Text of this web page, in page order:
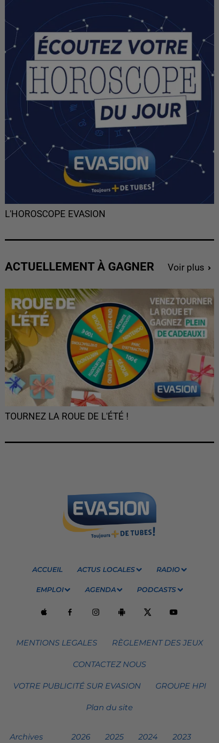
L'HOROSCOPE EVASION
ACTUELLEMENT À GAGNER Voir plus
TOURNEZ LA ROUE DE L'ÉTÉ !
ACCUEIL ACTUS LOCALES RADIO
EMPLOI AGENDA PODCASTS
MENTIONS LEGALES RÈGLEMENT DES JEUX
CONTACTEZ NOUS
VOTRE PUBLICITÉ SUR EVASION GROUPE HPI
Plan du site
Archives 2026 2025 2024 2023